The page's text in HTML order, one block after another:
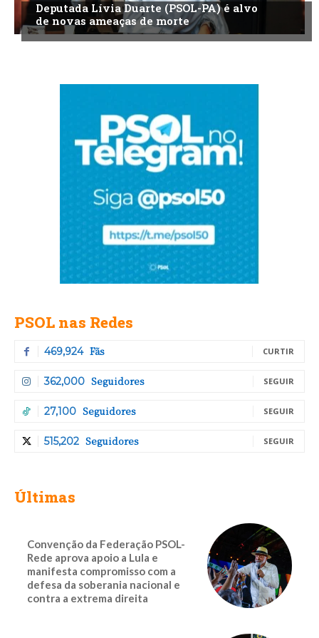
Deputada Lívia Duarte (PSOL-PA) é alvo
de novas ameaças de morte
PSOL nas Redes
469,924 Fãs CURTIR
362,000 Seguidores SEGUIR
27,100 Seguidores SEGUIR
515,202 Seguidores SEGUIR
Últimas
Convenção da Federação PSOL-
Rede aprova apoio a Lula e
manifesta compromisso com a
defesa da soberania nacional e
contra a extrema direita